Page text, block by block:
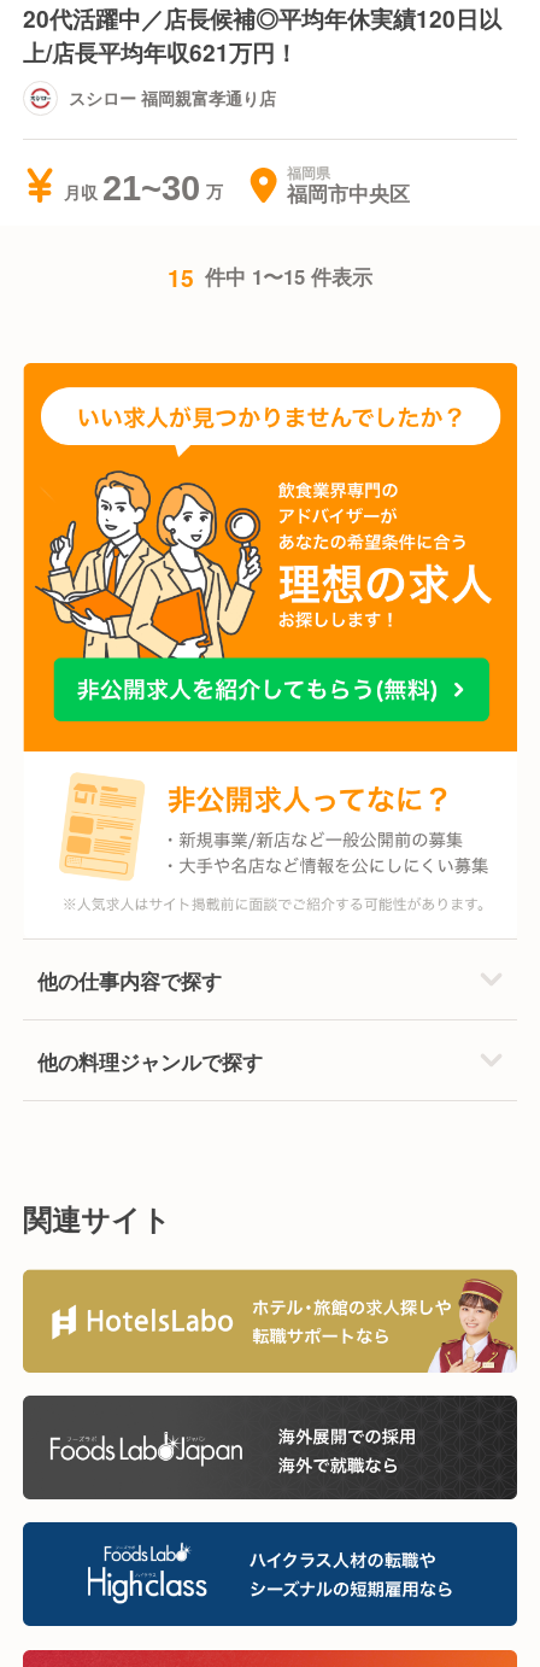
20代活躍中／店長候補◎平均年休実績120日以
上/店長平均年収621万円！
スシロー 福岡親富孝通り店
月収 21~30 福岡県
福岡市中央区
15 件中 1〜15 件表示
他の仕事内容で探す
他の料理ジャンルで探す
関連サイト